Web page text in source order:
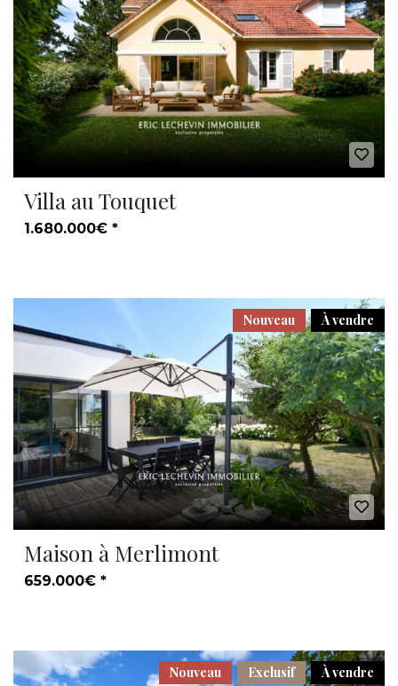
Villa au Touquet
1.680.000€ *
À vendre
Nouveau
Maison à Merlimont
659.000€ *
À vendre
Exclusif
Nouveau